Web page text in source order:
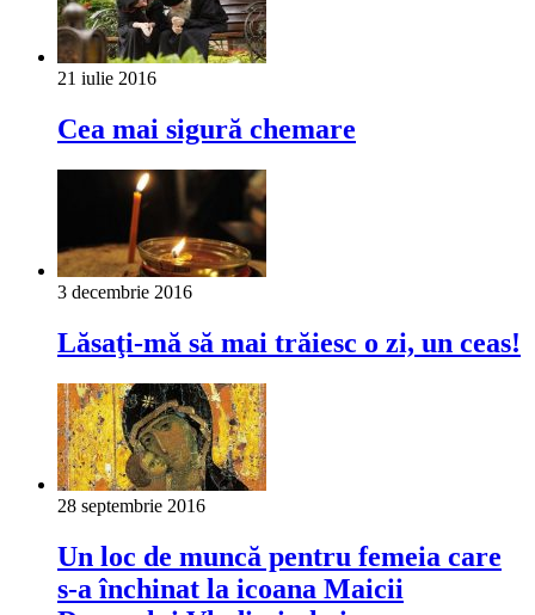
21 iulie 2016
Cea mai sigură chemare
3 decembrie 2016
Lăsaţi-mă să mai trăiesc o zi, un ceas!
28 septembrie 2016
Un loc de muncă pentru femeia care
s-a închinat la icoana Maicii